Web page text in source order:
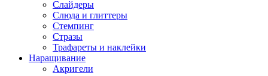
Слайдеры
Слюда и глиттеры
Стемпинг
Стразы
Трафареты и наклейки
Наращивание
Акригели